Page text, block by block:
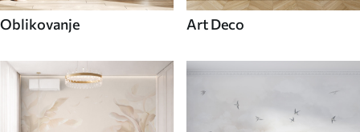
Oblikovanje Art Deco